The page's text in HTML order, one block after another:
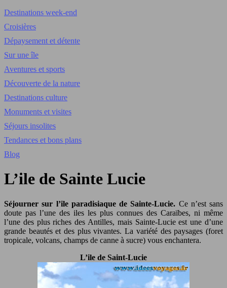
Destinations week-end
Croisières
Dépaysement et détente
Sur une île
Aventures et sports
Découverte de la nature
Destinations culture
Monuments et visites
Séjours insolites
Tendances et bons plans
Blog
L’ile de Sainte Lucie
Séjourner sur l’ile paradisiaque de Sainte-Lucie. Ce n’est sans
doute pas l’une des iles les plus connues des Caraïbes, ni même
l’une des plus riches des Antilles, mais Sainte-Lucie est une d’une
grande beautés et des plus vivantes. La variété des paysages (foret
tropicale, volcans, champs de canne à sucre) vous enchantera.
L’ile de Saint-Lucie